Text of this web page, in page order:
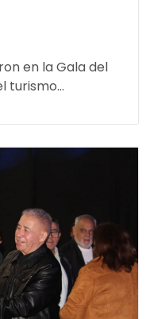
en la Gala del
turismo...